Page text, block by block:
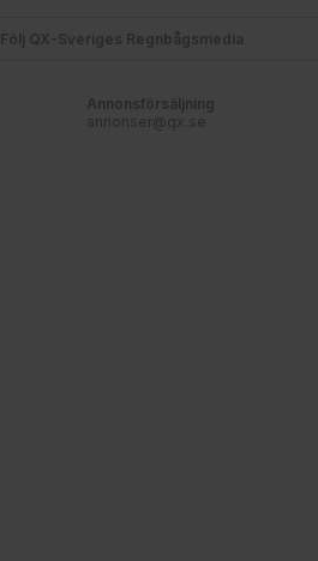
Följ QX-Sveriges Regnbågsmedia
Annonsförsäljning
annonser@qx.se